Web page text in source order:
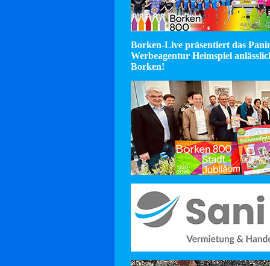
Borken-Live präsentiert das
Werbeagentur Heimspiel
Borken!